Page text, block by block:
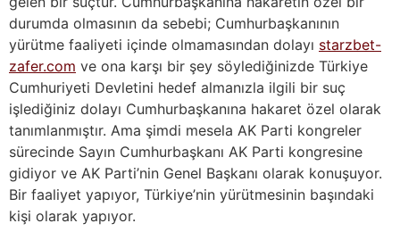
durumda olmasının da sebebi; Cumhurbaşkanının
yürütme faaliyeti içinde olmamasından dolayı starzbet-
zafer.com ve ona karşı bir şey söylediğinizde Türkiye
Cumhuriyeti Devletini hedef almanızla ilgili bir suç
işlediğiniz dolayı Cumhurbaşkanına hakaret özel olarak
tanımlanmıştır. Ama şimdi mesela AK Parti kongreler
sürecinde Sayın Cumhurbaşkanı AK Parti kongresine
gidiyor ve AK Parti’nin Genel Başkanı olarak konuşuyor.
Bir faaliyet yapıyor, Türkiye’nin yürütmesinin başındaki
kişi olarak yapıyor.